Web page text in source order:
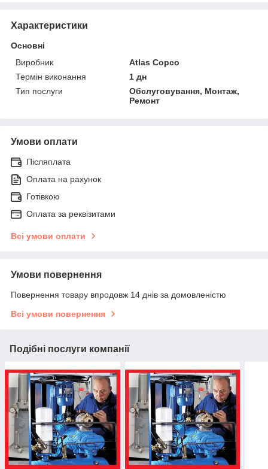
Характеристики
Основні
Виробник
Atlas Copco
Термін виконання
1 дн
Тип послуги
Обслуговування, Монтаж,
Ремонт
Умови оплати
Післяплата
Оплата на рахунок
Готівкою
Оплата за реквізитами
Всі умови оплати
Умови повернення
Повернення товару впродовж 14 днів за домовленістю
Всі умови повернення
Подібні послуги компанії